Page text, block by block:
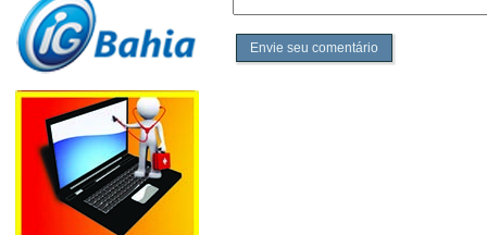
Envie seu comentário